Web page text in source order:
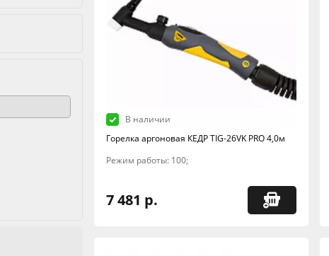
В наличии
Горелка аргоновая КЕДР TIG-26VK PRO 4,0м
Режим работы: 100;
7 481 р.